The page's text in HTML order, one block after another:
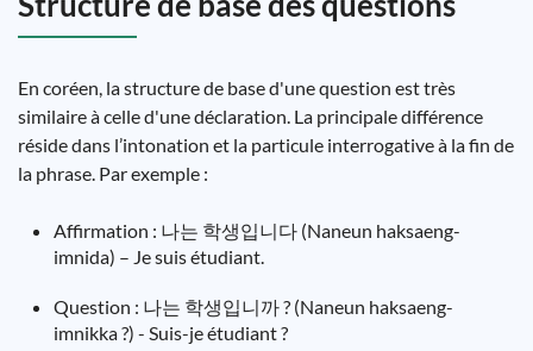
En coréen, la structure de base d'une question est très
similaire à celle d'une déclaration. La principale différence
réside dans l’intonation et la particule interrogative à la fin de
la phrase. Par exemple :
Affirmation : 나는 학생입니다 (Naneun haksaeng-
imnida) – Je suis étudiant.
Question : 나는 학생입니까 ? (Naneun haksaeng-
imnikka ?) - Suis-je étudiant ?